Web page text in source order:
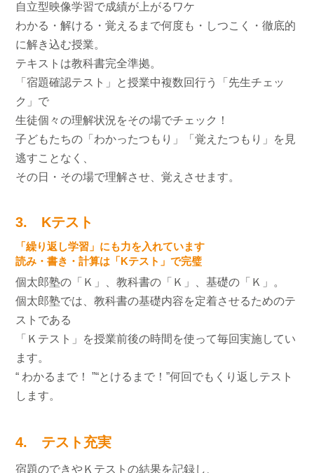
自立型映像学習で成績が上がるワケ
わかる・解ける・覚えるまで何度も・しつこく・徹底的
に解き込む授業。
テキストは教科書完全準拠。
「宿題確認テスト」と授業中複数回行う「先生チェッ
ク」で
生徒個々の理解状況をその場でチェック！
子どもたちの「わかったつもり」「覚えたつもり」を見
逃すことなく、
その日・その場で理解させ、覚えさせます。
3. Kテスト
「繰り返し学習」にも力を入れています
読み・書き・計算は「Kテスト」で完璧
個太郎塾の「Ｋ」、教科書の「Ｋ」、基礎の「Ｋ」。
個太郎塾では、教科書の基礎内容を定着させるためのテ
ストである
「Ｋテスト」を授業前後の時間を使って毎回実施してい
ます。
“ わかるまで！ ”“とけるまで！”何回でもくり返しテスト
します。
4. テスト充実
宿題のできやＫテストの結果を記録し、